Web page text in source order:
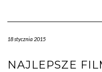
18 stycznia 2015
NAJLEPSZE